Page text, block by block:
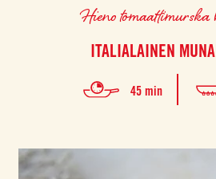
Hieno
ITALIALAINEN
45 min